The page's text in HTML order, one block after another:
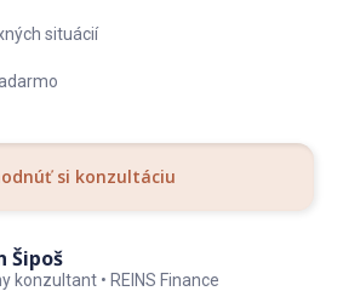
situácií
si konzultáciu
Šipoš
konzultant • REINS Finance